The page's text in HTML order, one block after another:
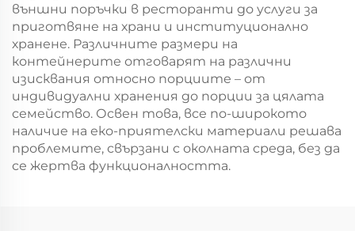
външни поръчки в ресторанти до услуги за
приготвяне на храни и институционално
хранене. Различните размери на
контейнерите отговарят на различни
изисквания относно порциите – от
индивидуални хранения до порции за цялата
семейство. Освен това, все по-широкото
наличие на еко-приятелски материали решава
проблемите, свързани с околната среда, без да
се жертва функционалността.